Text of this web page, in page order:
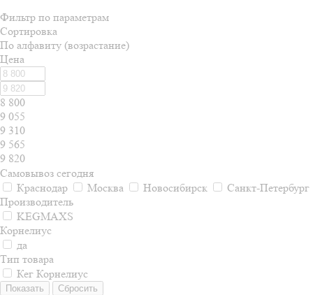
Фильтр по параметрам
Сортировка
По алфавиту (возрастание)
Цена
8 800
9 055
9 310
9 565
9 820
Самовывоз сегодня
Краснодар
Москва Новосибирск
Санкт-Петербург
Производитель
KEGMAXS
Корнелиус
да
Тип товара
Кег Корнелиус
Сбросить